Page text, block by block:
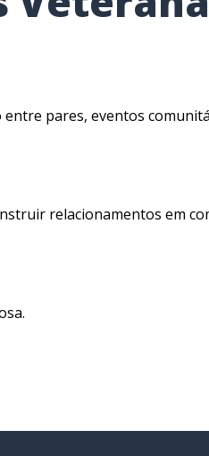
pares, eventos
relacionamentos em